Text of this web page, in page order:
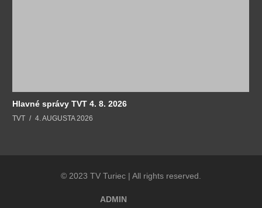
Hlavné správy TVT 4. 8. 2026
TVT 4. AUGUSTA 2026
© 2023 TV Turiec | All rights reserved.
ADMIN